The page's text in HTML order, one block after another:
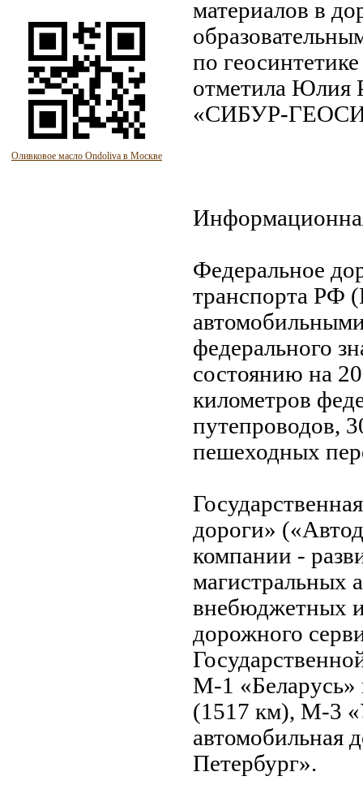
Оливковое масло Ondoliva в Москве
материалов в
по
отметила Юлия
«СИБУР-
Федеральное
транспорта РФ
федерального
состоянию на
километров
путепроводов,
пешеходных
дороги»
компании -
магистральных
внебюджетных
дорожного
М-1
(1517 км), М-3
автомобильная
Петербург».